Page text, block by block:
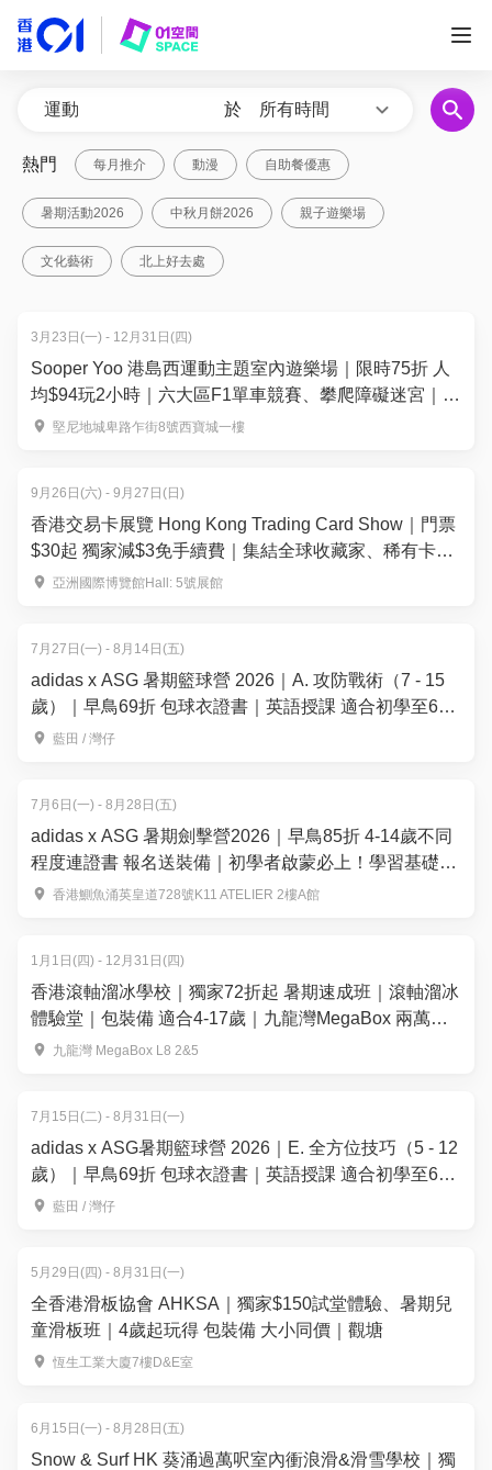
於 所有時間
熱門 每月推介 動漫 自助餐優惠
暑期活動2026 中秋月餅2026 親子遊樂場
文化藝術 北上好去處
3月23日(一) - 12月31日(四)
Sooper Yoo 港島西運動主題室內遊樂場｜限時75折 人
均$94玩2小時｜六大區F1單車競賽、攀爬障礙迷宮｜堅
尼地城
堅尼地城卑路乍街8號西寶城一樓
9月26日(六) - 9月27日(日)
香港交易卡展覽 Hong Kong Trading Card Show｜門票
$30起 獨家減$3免手續費｜集結全球收藏家、稀有卡
150+攤位— 運動卡、寶可夢、集換式卡牌遊戲、航海王
亞洲國際博覽館Hall: 5號展館
7月27日(一) - 8月14日(五)
adidas x ASG 暑期籃球營 2026｜A. 攻防戰術（7 - 15
歲）｜早鳥69折 包球衣證書｜英語授課 適合初學至6個
月籃球經驗的學員｜藍⽥、灣仔【用推廣碼減高達
藍田 / 灣仔
7月6日(一) - 8月28日(五)
adidas x ASG 暑期劍擊營2026｜早鳥85折 4-14歲不同
程度連證書 報名送裝備｜初學者啟蒙必上！學習基礎技
巧｜APEX FENCING TEAM【用推廣碼減高達$100】
香港鰂魚涌英皇道728號K11 ATELIER 2樓A館
1月1日(四) - 12月31日(四)
香港滾軸溜冰學校｜獨家72折起 暑期速成班｜滾軸溜冰
體驗堂｜包裝備 適合4-17歲｜九龍灣MegaBox 兩萬呎
全港最大室內滾軸溜冰場 全場無柱空間
九龍灣 MegaBox L8 2&5
7月15日(二) - 8月31日(一)
adidas x ASG暑期籃球營 2026｜E. 全方位技巧（5 - 12
歲）｜早鳥69折 包球衣證書｜英語授課 適合初學至6個
月籃球經驗的學員｜藍田、灣仔【用推廣碼減高達
藍田 / 灣仔
5月29日(四) - 8月31日(一)
全香港滑板協會 AHKSA｜獨家$150試堂體驗、暑期兒
童滑板班｜4歲起玩得 包裝備 大小同價｜觀塘
恆生工業大廈7樓D&E室
6月15日(一) - 8月28日(五)
Snow & Surf HK 葵涌過萬呎室內衝浪滑&滑雪學校｜獨